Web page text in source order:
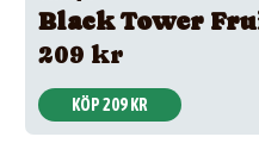
Black Tower
209 kr
KÖP 209 KR